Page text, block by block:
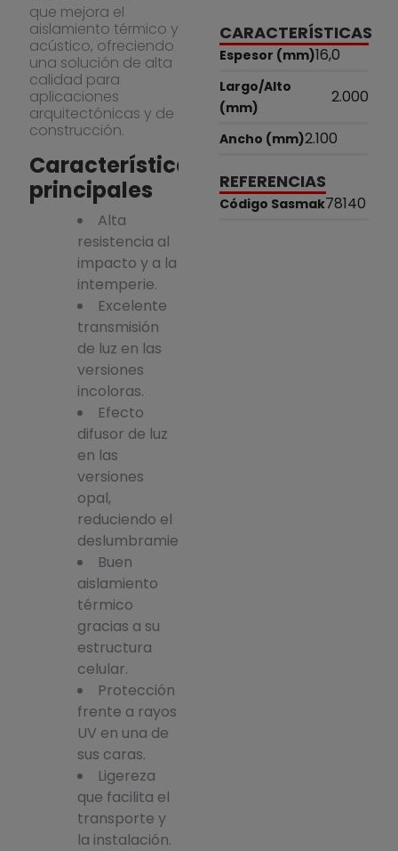
que mejora el
aislamiento térmico y
acústico, ofreciendo
una solución de alta
calidad para
aplicaciones
arquitectónicas y de
construcción.
Características
principales
Alta
resistencia al
impacto y a la
intemperie.
Excelente
transmisión
de luz en las
versiones
incoloras.
Efecto
difusor de luz
en las
versiones
opal,
reduciendo el
deslumbramiento.
Buen
aislamiento
térmico
gracias a su
estructura
celular.
Protección
frente a rayos
UV en una de
sus caras.
Ligereza
que facilita el
transporte y
la instalación.
CARACTERÍSTICAS
Espesor (mm)16,0
Largo/Alto
(mm)
2.000
Ancho (mm)2.100
REFERENCIAS
Código Sasmak78140